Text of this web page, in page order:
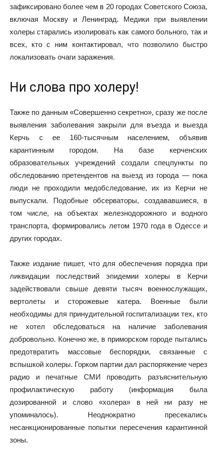
зафиксировано более чем в 20 городах Советского Союза,
включая Москву и Ленинград. Медики при выявлении
холеры старались изолировать как самого больного, так и
всех, кто с ним контактировал, что позволило быстро
локализовать очаги заражения.
Ни слова про холеру!
Также по данным «Совершенно секретно», сразу же после
выявления заболевания закрыли для въезда и выезда
Керчь с ее 160-тысячным населением, объявив
карантинным городом. На базе керченских
образовательных учреждений создали спецпункты по
обследованию претендентов на выезд из города — пока
люди не проходили медобследование, их из Керчи не
выпускали. Подобные обсерваторы, создававшиеся, в
том числе, на объектах железнодорожного и водного
транспорта, формировались летом 1970 года в Одессе и
других городах.
Также издание пишет, что для обеспечения порядка при
ликвидации последствий эпидемии холеры в Керчи
задействовали свыше девяти тысяч военнослужащих,
вертолеты и сторожевые катера. Военные были
необходимы для принудительной госпитализации тех, кто
не хотел обследоваться на наличие заболевания
добровольно. Конечно же, в приморском городе пытались
предотвратить массовые беспорядки, связанные с
вспышкой холеры. Горком партии дал распоряжение через
радио и печатные СМИ проводить разъяснительную
профилактическую работу (информация была
дозированной и слово «холера» в ней ни разу не
упоминалось). Неоднократно пресекались
несанкционированные попытки пересечения карантинной
зоны.